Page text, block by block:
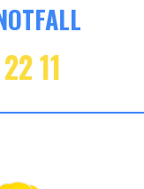
11